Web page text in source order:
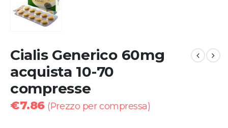
Cialis Generico 60mg
acquista 10-70
compresse
€7.86 (Prezzo per compressa)